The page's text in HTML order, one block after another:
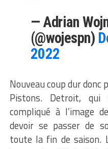
— Adrian
(@wojespn)
2022
Nouveau coup dur donc
Pistons. Detroit,
compliqué à l’image
devoir se passer de
toute la fin de saison.